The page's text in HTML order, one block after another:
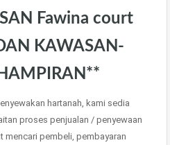
Fawina court
KAWASAN-
hartanah, kami sedia
proses penjualan / penyewaan
mencari pembeli, pembayaran